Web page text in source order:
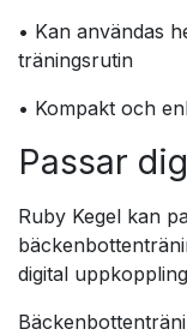
• Kan användas
träningsrutin
• Kompakt och
Passar
Ruby Kegel kan
digital